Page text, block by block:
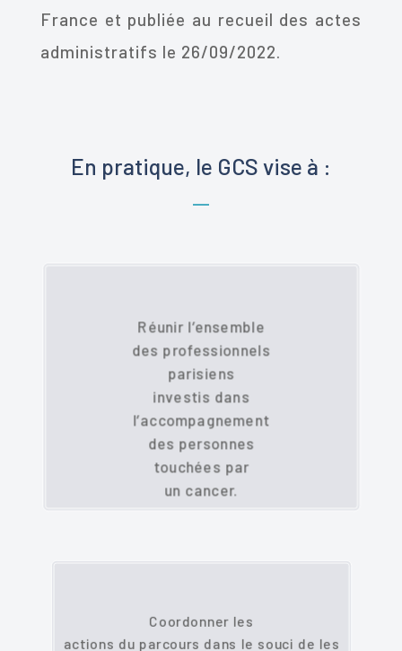
France et publiée au recueil des actes
administratifs le 26/09/2022.
En pratique, le GCS vise à :
Réunir l’ensemble
des professionnels
parisiens
investis dans
l’accompagnement
des personnes
touchées par
un cancer.
Coordonner les
actions du parcours dans le souci de les